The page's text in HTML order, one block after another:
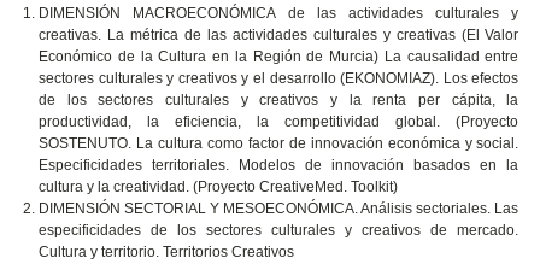
DIMENSIÓN MACROECONÓMICA de las actividades culturales y
creativas. La métrica de las actividades culturales y creativas (El Valor
Económico de la Cultura en la Región de Murcia) La causalidad entre
sectores culturales y creativos y el desarrollo (EKONOMIAZ). Los efectos
de los sectores culturales y creativos y la renta per cápita, la
productividad, la eficiencia, la competitividad global. (Proyecto
SOSTENUTO. La cultura como factor de innovación económica y social.
Especificidades territoriales. Modelos de innovación basados en la
cultura y la creatividad. (Proyecto CreativeMed. Toolkit)
DIMENSIÓN SECTORIAL Y MESOECONÓMICA. Análisis sectoriales. Las
especificidades de los sectores culturales y creativos de mercado.
Cultura y territorio. Territorios Creativos